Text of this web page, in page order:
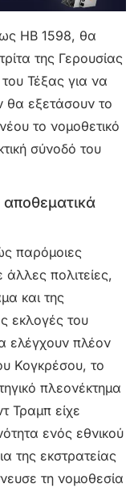
HB 1598, θα
της Γερουσίας
Τέξας για να
θα εξετάσουν το
το νομοθετικό
σύνοδό του
αποθεματικά
παρόμοιες
πολιτείες,
και της
εκλογές του
ελέγχουν πλέον
Κογκρέσου, το
πλεονέκτημα
Τραμπ είχε
ενός εθνικού
της εκστρατείας
τη νομοθεσία